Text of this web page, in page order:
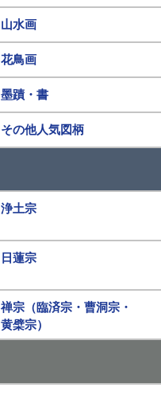
山水画
花鳥画
墨蹟・書
その他人気図柄
浄土宗
日蓮宗
禅宗（臨済宗・曹洞宗・
黄檗宗）